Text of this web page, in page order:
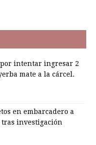
intentar ingresar 2
mate a la cárcel.
en embarcadero a
investigación